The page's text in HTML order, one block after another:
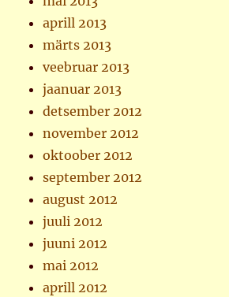
aprill 2013
märts 2013
veebruar 2013
jaanuar 2013
detsember 2012
november 2012
oktoober 2012
september 2012
august 2012
juuli 2012
juuni 2012
mai 2012
aprill 2012